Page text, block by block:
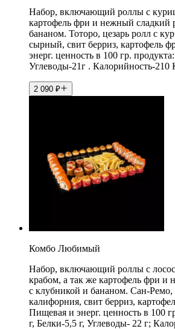
Набор, включающий роллы с
картофель фри и нежный сладкий
бананом. Тоторо, цезарь ролл с
сырный, свит берриз, картофель
энерг. ценность в 100 гр.
Углеводы-21г . Калорийность-210
2 090 ₽
Комбо Любимый
Набор, включающий роллы с
крабом, а так же картофель фри и
с клубникой и бананом. Сан-Ремо,
калифорния, свит берриз,
Пищевая и энерг. ценность в 100
г, Белки-5,5 г, Углеводы- 22 г;